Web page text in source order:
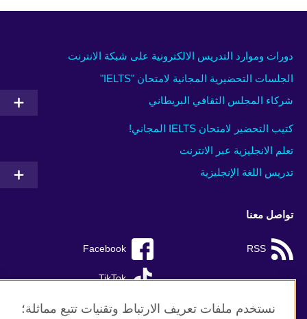
دورات وموارد التدريس الالكترونية على شبكة الانترنت
الجلسات التحضيرية المجانية لامتحان "IELTS"
شركاء المجلس الثقافي البريطاني
كتيب التحضير لامتحان IELTS المجاني!
تعلم الانجليزية عبر الانترنت
تدريس اللغة الإنجليزية
تواصل معنا
Facebook RSS
TikTok
نستخدم ملفات تعريف الارتباط وتقنيات تتبع مماثلة؛